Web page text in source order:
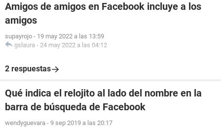
Amigos de amigos en Facebook incluye a los
amigos
supayrojo - 19 may 2022 a las 13:59
gslaura - 24 may 2022 a las 04:12
2 respuestas
Qué indica el relojito al lado del nombre en la
barra de búsqueda de Facebook
wendyguevara - 9 sep 2019 a las 20:17